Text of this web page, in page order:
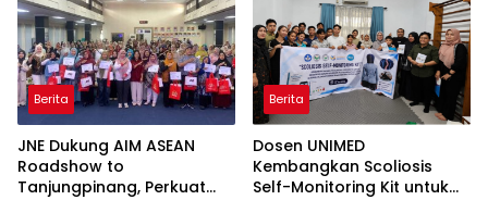
Berita
JNE Dukung AIM ASEAN
Roadshow to
Tanjungpinang, Perkuat
Berita
Dosen UNIMED
Kembangkan Scoliosis
Self-Monitoring Kit untuk